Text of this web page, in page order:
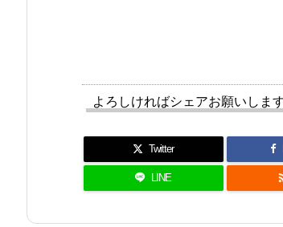
よろしければシェアお願いしま
Twitter
LINE